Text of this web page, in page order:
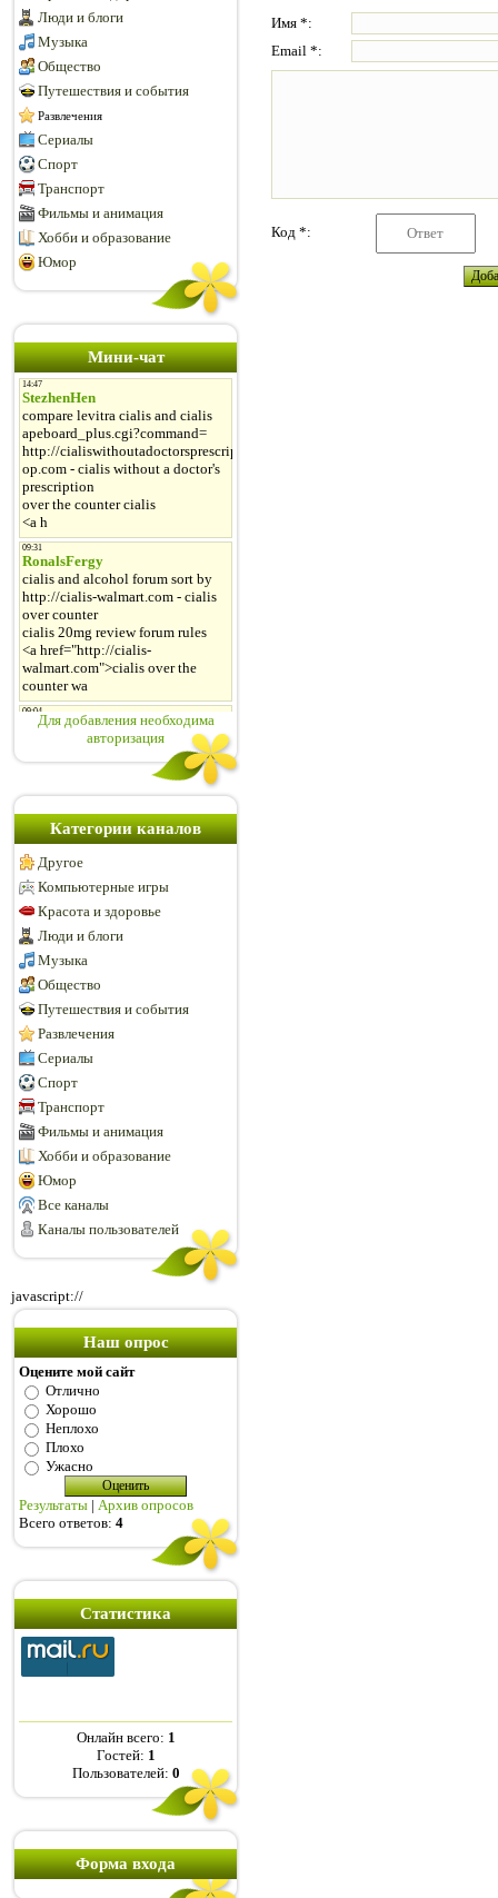
Люди и блоги
Музыка
Общество
Путешествия и события
Развлечения
Сериалы
Спорт
Транспорт
Фильмы и анимация
Хобби и образование
Юмор
Мини-чат
Для добавления необходима
авторизация
Категории каналов
Другое
Компьютерные игры
Красота и здоровье
Люди и блоги
Музыка
Общество
Путешествия и события
Развлечения
Сериалы
Спорт
Транспорт
Фильмы и анимация
Хобби и образование
Юмор
Все каналы
Каналы пользователей
javascript://
Наш опрос
Оцените мой сайт
Отлично
Хорошо
Неплохо
Плохо
Ужасно
Результаты | Архив опросов
Всего ответов: 4
Статистика
Онлайн всего: 1
Гостей: 1
Пользователей: 0
Форма входа
Имя *:
Email *:
Код *: